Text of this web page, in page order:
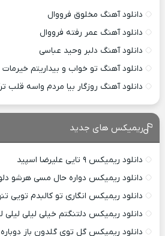
دانلود آهنگ مخلوق فرووال
دانلود آهنگ عمر رفته فرووال
دانلود آهنگ دلبر وحید عباسی
دانلود آهنگ تو خواب و بیداریتم
دانلود آهنگ روزگار بیا مردم واسه قلب
ریمیکس های جدید
دانلود ریمیکس ۹ تایی علیرضا اسپید
دانلود ریمیکس دواره حال مسی هرشو
دانلود ریمیکس انگاری تو کالبدم تویی
دانلود ریمیکس دلتنگتم خیلی لیلی
دانلود ریمیکس گل توی گلدون باز